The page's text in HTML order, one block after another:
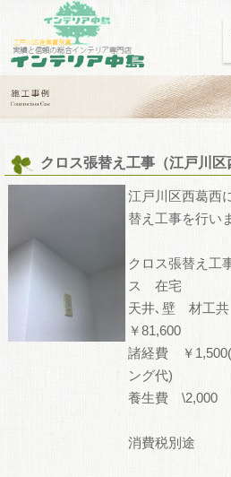
クロス張替え工事（江戸川区
江戸川区西葛西
替え工事を行い
クロス張替え
ス 在宅
天井､壁 材工
￥81,600
諸経費 ￥
ング代)
養生費 \2,000
消費税別途